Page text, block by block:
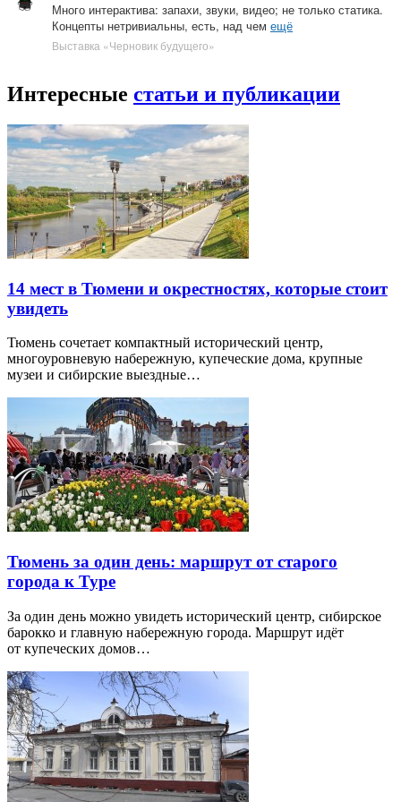
Много интерактива: запахи, звуки, видео; не только статика.
Концепты нетривиальны, есть, над чем ещё
Выставка «Черновик будущего»
Интересные статьи и публикации
14 мест в Тюмени и окрестностях, которые стоит
увидеть
Тюмень сочетает компактный исторический центр,
многоуровневую набережную, купеческие дома, крупные
музеи и сибирские выездные…
Тюмень за один день: маршрут от старого
города к Туре
За один день можно увидеть исторический центр, сибирское
барокко и главную набережную города. Маршрут идёт
от купеческих домов…